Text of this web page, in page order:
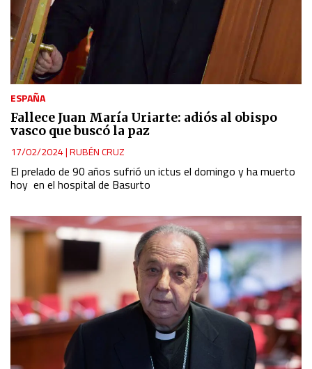
ESPAÑA
Fallece Juan María Uriarte: adiós al obispo
vasco que buscó la paz
17/02/2024|RUBÉN CRUZ
El prelado de 90 años sufrió un ictus el domingo y ha muerto
hoy en el hospital de Basurto